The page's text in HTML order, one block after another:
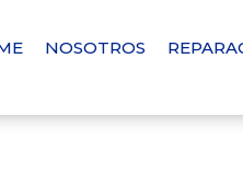
NOSOTROS